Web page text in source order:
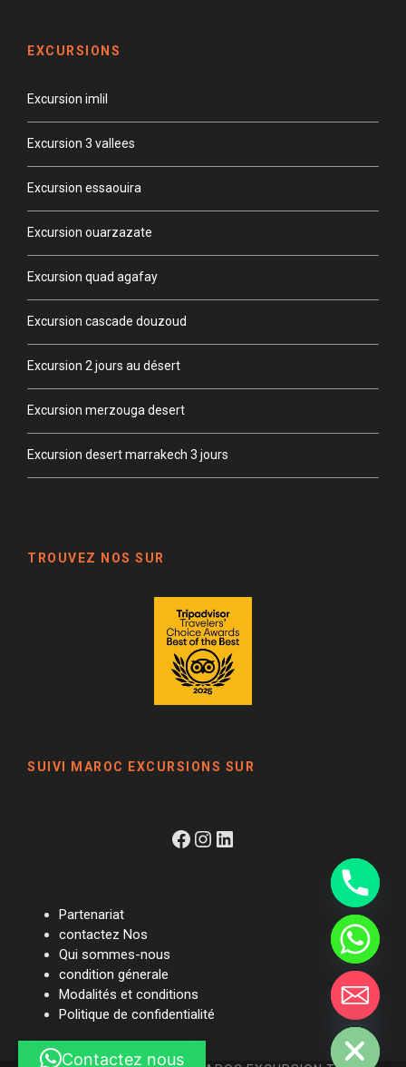
EXCURSIONS
Excursion imlil
Excursion 3 vallees
Excursion essaouira
Excursion ouarzazate
Excursion quad agafay
Excursion cascade douzoud
Excursion 2 jours au désert
Excursion merzouga desert
Excursion desert marrakech 3 jours
TROUVEZ NOS SUR
SUIVI MAROC EXCURSIONS SUR
Facebook Instagram LinkedIn
Partenariat
contactez Nos
Qui sommes-nous
condition génerale
Modalités et conditions
Politique de confidentialité
Contactez nous
H
I
D
C
H
A
T
Y